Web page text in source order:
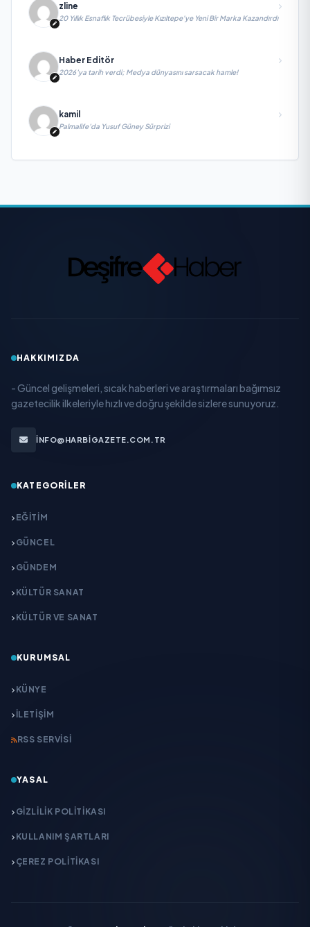
zline
20 Yıllık Esnaflık Tecrübesiyle Kızıltepe'ye Yeni Bir Marka Kazandırdı
Haber Editör
2026’ya tarih verdi; Medya dünyasını sarsacak hamle!
kamil
Palmalife’da Yusuf Güney Sürprizi
HAKKIMIZDA
- Güncel gelişmeleri, sıcak haberleri ve araştırmaları bağımsız
gazetecilik ilkeleriyle hızlı ve doğru şekilde sizlere sunuyoruz.
INFO@HARBIGAZETE.COM.TR
KATEGORILER
EĞITIM
GÜNCEL
GÜNDEM
KÜLTÜR SANAT
KÜLTÜR VE SANAT
KURUMSAL
KÜNYE
İLETIŞIM
RSS SERVISI
YASAL
GIZLILIK POLITIKASI
KULLANIM ŞARTLARI
ÇEREZ POLITIKASI